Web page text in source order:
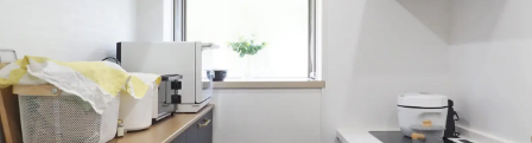
新築住宅お問合せ
リフォームお問合せ